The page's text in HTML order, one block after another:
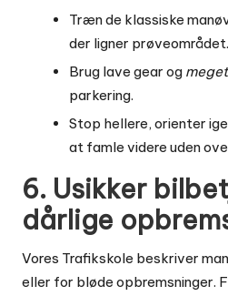
Træn de klassiske
der ligner prøveområdet.
Brug lave gear og
parkering.
Stop hellere, orienter
at famle videre uden
6. Usikker
dårlige
Vores Trafikskole beskriver
eller for bløde opbremsninger.